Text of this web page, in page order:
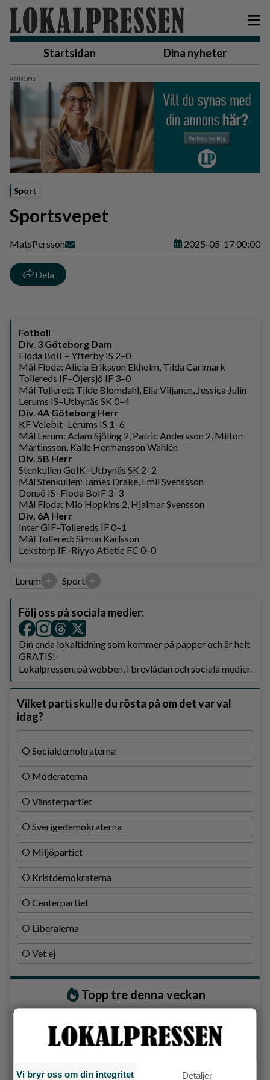
Startsidan Dina nyheter
Sport
Sportsvepet
MatsPersson 2025-05-17 00:00
Dela
Fotboll
Div. 3 Göteborg Dam
Floda BoIF– Ytterby IS 2–0
Mål Floda: Alicia Eriksson Ekholm, Tilda Carlmark
Tollereds IF–Öjersjö IF 3–0
Mål Tollered: Tilde Blomdahl, Ella Viljanen, Jessica Julin
Lerums IS–Utbynäs SK 0–4
Div. 4A Göteborg Herr
KF Velebit–Lerums IS 1–6
Mål Lerum: Adam Sjöling 2, Patric Andersson 2, Milton
Martinsson, Kalle Hermansson Wahlén
Div. 5B Herr
Stenkullen GoIK–Utbynäs SK 2–2
Mål Stenkullen: James Drake, Emil Svenssson
Donsö IS–Floda BoIF 3–3
Mål Floda: Mio Hopkins 2, Hjalmar Svensson
Div. 6A Herr
Inter GIF–Tollereds IF 0–1
Mål Tollered: Simon Karlsson
Lekstorp IF–Riyyo Atletic FC 0–0
Lerum + Sport +
Följ oss på sociala medier:
Din enda lokaltidning som kommer på papper och är helt
GRATIS!
Lokalpressen, på webben, i brevlådan och sociala medier.
Vilket parti skulle du rösta på om det var val
idag?
Socialdemokraterna
Moderaterna
Vänsterpartiet
Sverigedemokraterna
Miljöpartiet
Kristdemokraterna
Centerpartiet
Liberalerna
Vet ej
Topp tre denna veckan
Hyresgästföreningen kritiska
Då börjar tågen rulla igen: ”Vi ligger bra i fas”
Ny pastor i Equmeniakyrkan Långared
Vi bryr oss om din integritet Detaljer